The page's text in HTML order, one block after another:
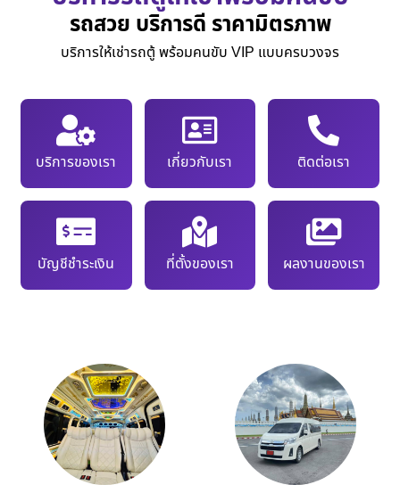
รถสวย บริการดี ราคามิตรภาพ
บริการให้เช่ารถตู้ พร้อมคนขับ VIP แบบครบวงจร
บริการของเรา เกี่ยวกับเรา ติดต่อเรา
บัญชีชำระเงิน ที่ตั้งของเรา ผลงานของเรา